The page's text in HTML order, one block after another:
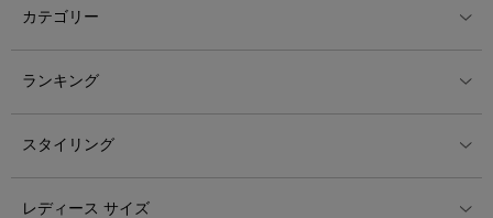
カテゴリー
ランキング
スタイリング
レディース サイズ